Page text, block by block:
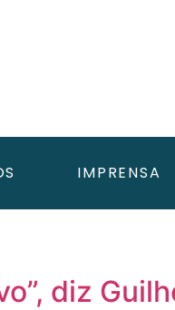
IMPRENSA
diz